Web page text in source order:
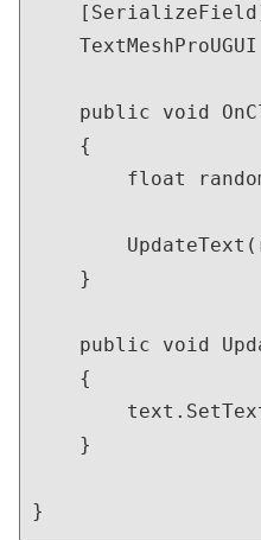
TextMeshProUGUI
public void
    {
float
    }
public void
    {
    }
}